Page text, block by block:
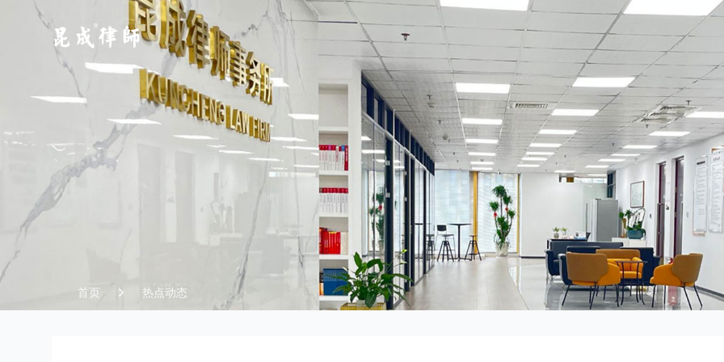
江苏昆成律师事务所
首页 热点动态